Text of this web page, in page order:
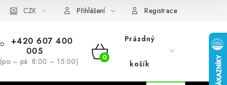
CZK Přihlášení Registrace
+420 607 400
005
(po – pá: 8:00 – 15:00)
NÁKUPNÍ
Prázdný
košík